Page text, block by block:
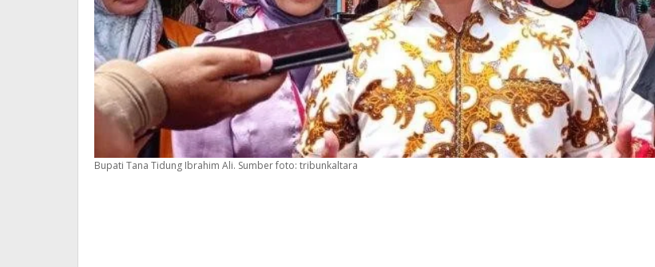
Bupati Tana Tidung Ibrahim Ali. Sumber foto: tribunkaltara